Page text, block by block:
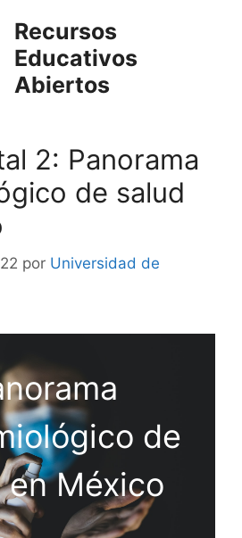
Recursos
Educativos
Abiertos
2: Panorama
de salud
por Universidad de
de
en México